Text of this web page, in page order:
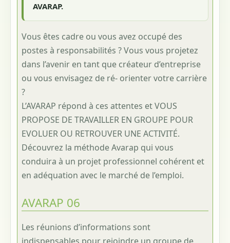
AVARAP.
Vous êtes cadre ou vous avez occupé des
postes à responsabilités ? Vous vous projetez
dans l’avenir en tant que créateur d’entreprise
ou vous envisagez de ré- orienter votre carrière
?
L’AVARAP répond à ces attentes et VOUS
PROPOSE DE TRAVAILLER EN GROUPE POUR
EVOLUER OU RETROUVER UNE ACTIVITÉ.
Découvrez la méthode Avarap qui vous
conduira à un projet professionnel cohérent et
en adéquation avec le marché de l’emploi.
AVARAP 06
Les réunions d’informations sont